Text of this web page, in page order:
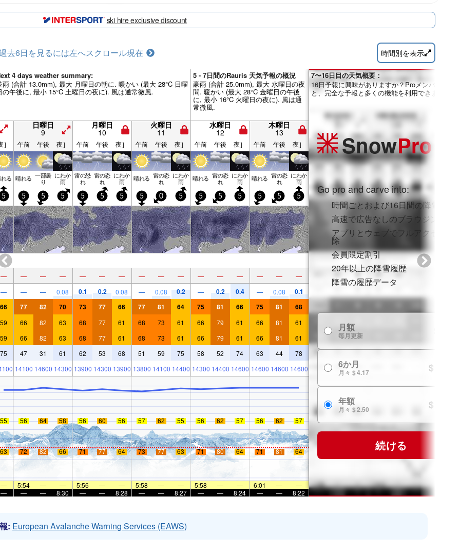
ski hire exclusive discount
去6日を見るには左へスクロール現在 時間別を表示
4 days weather summary:
雨 (合計 13.0mm), 最大 月曜日の朝に. 暖かい (最大 28°C 日曜
の午後に, 最小 15°C 土曜日の夜に). 風は通常微風.
5 - 7日間のRauris 天気予報の概況
豪雨 (合計 25.0mm), 最大 水曜日の夜
間. 暖かい (最大 28°C 金曜日の午後
に, 最小 16°C 火曜日の夜に). 風は通
常微風.
日曜日
9
月曜日
10
火曜日
11
水曜日
12
木曜日
13
］ 午前 午後 夜］ 午前 午後 夜］ 午前 午後 夜］ 午前 午後 夜］ 午前 午後 夜］
る 晴れる 一部曇
り
にわか
雨
雷の恐
れ
雷の恐
れ
にわか
雨 晴れる 雷の恐
れ
にわか
雨 晴れる 雷の恐
れ
にわか
雨 晴れる 雷の恐
れ
にわか
雨
5 5 5 5 5 5 5 5 0 5 5 5 5 5 5 5
— — — — — — — — — — — — — — —
—
—
— — 0.08 0.1 0.2 0.08 — 0.08 0.2 — 0.2 0.4 — 0.08
0.1
66
77 82 70 73 77 66 77 81 64 75 81 66 75 81 68
59 66 82 63 68 77 61 68 73 61 66 79 61 66 81
61
59
66 82 63 68 77 61 68 73 61 66 79 61 66 81
61
75
47 31 61 62 53 68 51 59 75 58 52 74 63 44
78
14100 14600 14300 13900 14300 13900 13800 14100 14400 14300 14400 14600 14600 14600 14600
55 56 64 58 56 60 56 57 62 55 56 62 57 56 62 57
63 72 82 66 71 77 64 73 77 63 71 80 64 71 81 64
— 5:54 — — 5:56 — — 5:58 — — 5:58 — — 6:01 —
—
—
— — 8:30 — — 8:28 — — 8:27 — — 8:24 — — 8:22
7〜16日目の天気概要：
16日予報に興味がありますか？Proメンバーにな
と、完全な予報と多くの機能を利用できます。
SnowPro
Go pro and carve into:
時間ごとおよび16日間の降雪予報
高速で広告なしのブラウジング
アプリとウェブでフルアクセスを
除
会員限定割引
20年以上の降雪履歴
降雪の履歴データ
月額
毎月更新
6か月
月々 $ 4.17 $ 24.99
年額
月々 $ 2.50 $ 29.99
続ける
: European Avalanche Warning Services (EAWS)